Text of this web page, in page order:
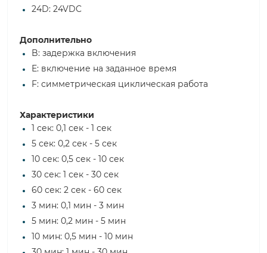
24D: 24VDC
Дополнительно
B: задержка включения
E: включение на заданное время
F: симметрическая циклическая работа
Характеристики
1 сек: 0,1 сек - 1 сек
5 сек: 0,2 сек - 5 сек
10 сек: 0,5 сек - 10 сек
30 сек: 1 сек - 30 сек
60 сек: 2 сек - 60 сек
3 мин: 0,1 мин - 3 мин
5 мин: 0,2 мин - 5 мин
10 мин: 0,5 мин - 10 мин